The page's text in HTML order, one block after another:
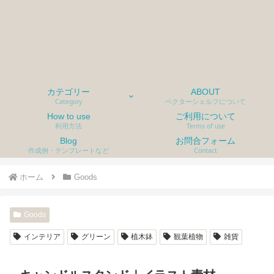
カテゴリー
Category
ABOUT
ベクターシェルフについて
How to use
利用方法
ご利用について
Terms of use
Blog
作成例・テンプレートなど
お問合フォーム
Contact
ホーム Goods
Goods
インテリア グリーン 植木鉢 観葉植物 雑貨